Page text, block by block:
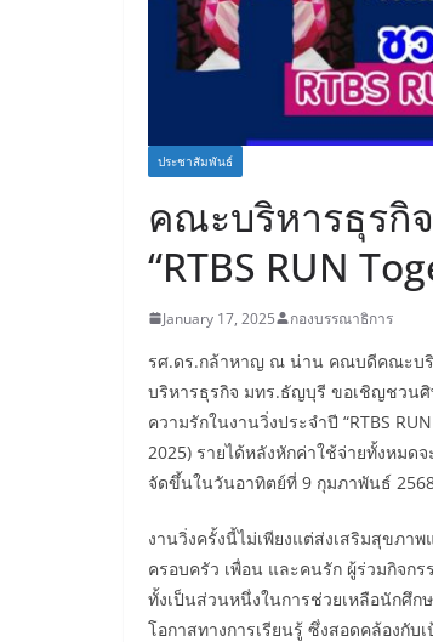
ประชาสัมพันธ์
คณะบริหารธุรกิ
“RTBS RUN
January 17, 2025 กองบรรณาธิการ
รศ.ดร.กล้าหาญ ณ น่าน คณบดีคณะบริ
บริหารธุรกิจ มทร.ธัญบุรี ขอเชิญชวนศิ
ความรักในงานวิ่งประจำปี “RTBS
2025) รายได้หลังหักค่าใช้จ่ายทั้งหม
จัดขึ้นในวันอาทิตย์ที่ 9 กุมภาพันธ์
งานวิ่งครั้งนี้ไม่เพียงแต่ส่งเสริมสุขภ
ครอบครัว เพื่อน และคนรัก ผู้ร่วมกิจก
ทั้งเป็นส่วนหนึ่งในการช่วยเหลือนักศึก
โอกาสทางการเรียนรู้ ซึ่งสอดคล้องกั